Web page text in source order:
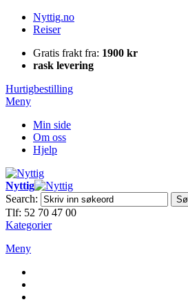
Nyttig.no
Reiser
Gratis frakt fra: 1900 kr
rask levering
Hurtigbestilling
Meny
Min side
Om oss
Hjelp
Nyttig
Search:
Tlf: 52 70 47 00
Kategorier
Meny